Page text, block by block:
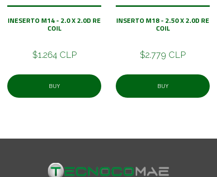
INESERTO M14 - 2.0 X 2.0D RE
COIL
$1.264 CLP
BUY
INSERTO M18 - 2.50 X 2.0D RE
COIL
$2.779 CLP
BUY